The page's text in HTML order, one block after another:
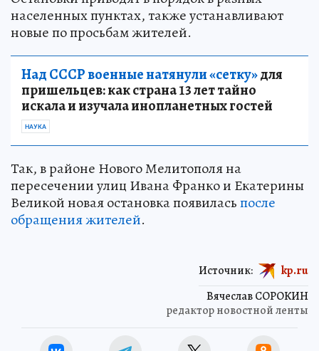
населенных пунктах, также устанавливают
новые по просьбам жителей.
Над СССР военные натянули «сетку»для
пришельцев: как страна 13 лет тайно
искала и изучала инопланетных гостей
НАУКА
Так, в районе Нового Мелитополя на
пересечении улиц Ивана Франко и Екатерины
Великой новая остановка появиласьпосле
обращения жителей.
Вячеслав СОРОКИН
редактор новостной ленты
Источник: kp.ru